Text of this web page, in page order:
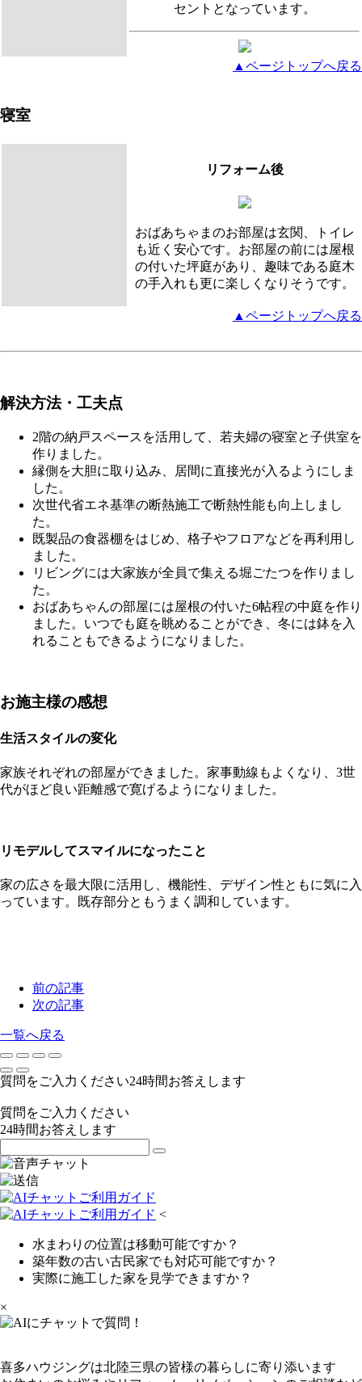
セントとなっています。
▲ページトップへ戻る
寝室
リフォーム後
おばあちゃまのお部屋は玄関、トイレ
も近く安心です。お部屋の前には屋根
の付いた坪庭があり、趣味である庭木
の手入れも更に楽しくなりそうです。
▲ページトップへ戻る
解決方法・工夫点
2階の納戸スペースを活用して、若夫婦の寝室と子供室を
作りました。
縁側を大胆に取り込み、居間に直接光が入るようにしま
した。
次世代省エネ基準の断熱施工で断熱性能も向上しまし
た。
既製品の食器棚をはじめ、格子やフロアなどを再利用し
ました。
リビングには大家族が全員で集える堀ごたつを作りまし
た。
おばあちゃんの部屋には屋根の付いた6帖程の中庭を作り
ました。いつでも庭を眺めることができ、冬には鉢を入
れることもできるようになりました。
お施主様の感想
生活スタイルの変化
家族それぞれの部屋ができました。家事動線もよくなり、3世
代がほど良い距離感で寛げるようになりました。
リモデルしてスマイルになったこと
家の広さを最大限に活用し、機能性、デザイン性ともに気に入
っています。既存部分ともうまく調和しています。
前の記事
次の記事
一覧へ戻る
質問をご入力ください24時間お答えします
質問をご入力ください
24時間お答えします
<
水まわりの位置は移動可能ですか？
築年数の古い古民家でも対応可能ですか？
実際に施工した家を見学できますか？
×
喜多ハウジングは北陸三県の皆様の暮らしに寄り添います